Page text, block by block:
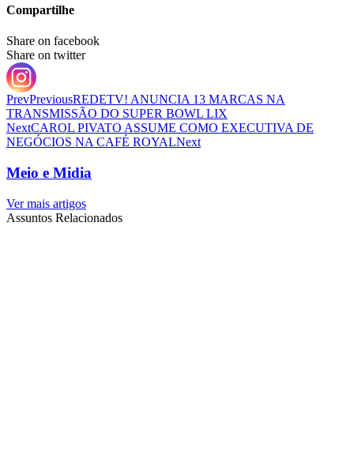
Compartilhe
Share on facebook
Share on twitter
PrevPreviousREDETV! ANUNCIA 13 MARCAS NA
TRANSMISSÃO DO SUPER BOWL LIX
NextCAROL PIVATO ASSUME COMO EXECUTIVA DE
NEGÓCIOS NA CAFÉ ROYALNext
Meio e Midia
Ver mais artigos
Assuntos Relacionados